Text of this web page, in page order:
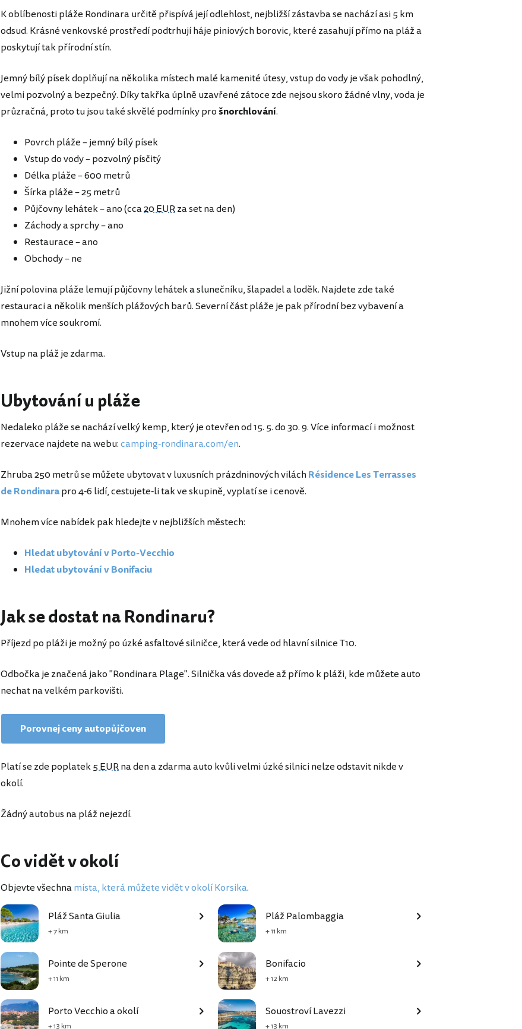
K oblíbenosti pláže Rondinara určitě přispívá její odlehlost, nejbližší zástavba se nachází asi 5 km
odsud. Krásné venkovské prostředí podtrhují háje piniových borovic, které zasahují přímo na pláž a
poskytují tak přírodní stín.
Jemný bílý písek doplňují na několika místech malé kamenité útesy, vstup do vody je však pohodlný,
velmi pozvolný a bezpečný. Díky takřka úplně uzavřené zátoce zde nejsou skoro žádné vlny, voda je
průzračná, proto tu jsou také skvělé podmínky prošnorchlování.
Povrch pláže – jemný bílý písek
Vstup do vody – pozvolný písčitý
Délka pláže – 600 metrů
Šírka pláže – 25 metrů
Půjčovny lehátek – ano (cca20 EURza set na den)
Záchody a sprchy – ano
Restaurace – ano
Obchody – ne
Jižní polovina pláže lemují půjčovny lehátek a slunečníku, šlapadel a loděk. Najdete zde také
restauraci a několik menších plážových barů. Severní část pláže je pak přírodní bez vybavení a
mnohem více soukromí.
Vstup na pláž je zdarma.
Ubytování u pláže
Nedaleko pláže se nachází velký kemp, který je otevřen od 15. 5. do 30. 9. Více informací i možnost
rezervace najdete na webu:camping-rondinara.com/en.
Zhruba 250 metrů se můžete ubytovat v luxusních prázdninových viláchRésidence Les Terrasses
de Rondinarapro 4-6 lidí, cestujete-li tak ve skupině, vyplatí se i cenově.
Mnohem více nabídek pak hledejte v nejbližších městech:
Hledat ubytování v Porto-Vecchio
Hledat ubytování v Bonifaciu
Jak se dostat na Rondinaru?
Příjezd po pláži je možný po úzké asfaltové silničce, která vede od hlavní silnice T10.
Odbočka je značená jako "Rondinara Plage". Silnička vás dovede až přímo k pláži, kde můžete auto
nechat na velkém parkovišti.
Porovnej ceny autopůjčoven
Platí se zde poplatek5 EURna den a zdarma auto kvůli velmi úzké silnici nelze odstavit nikde v
okolí.
Žádný autobus na pláž nejezdí.
Co vidět v okolí
Objevte všechnamísta, která můžete vidět v okolí Korsika.
Pláž Santa Giulia
+ 7 km
Pláž Palombaggia
+ 11 km
Pointe de Sperone
+ 11 km
Bonifacio
+ 12 km
Porto Vecchio a okolí
+ 13 km
Souostroví Lavezzi
+ 13 km